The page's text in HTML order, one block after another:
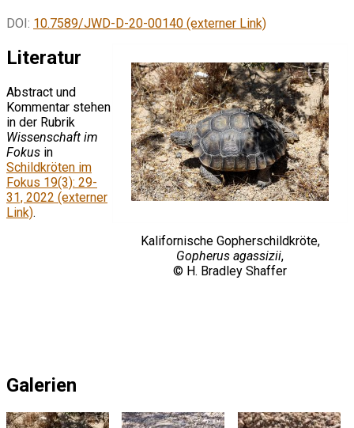
DOI: 10.7589/JWD-D-20-00140 (externer Link)
Kalifornische Gopherschildkröte,
Gopherus agassizii,
© H. Bradley Shaffer
Literatur
Abstract und
Kommentar stehen
in der Rubrik
Wissenschaft im
Fokus in
Schildkröten im
Fokus 19(3): 29-
31, 2022 (externer
Link).
Galerien